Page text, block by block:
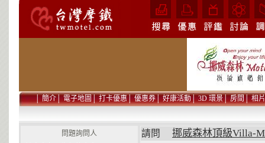
│簡介│電子地圖│打卡優惠│優惠券│好康活動│3D 環景│房間│相片
問題詢問人
請問 挪威森林頂級Villa-